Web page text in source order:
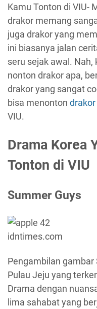
Kamu Tonton di VIU-
drakor memang
juga drakor yang
ini biasanya jalan
seru sejak awal.
nonton drakor apa,
drakor yang sangat
bisa menonton drakor
VIU.
Drama Korea
Tonton di VIU
Summer Guys
idntimes.com
Pengambilan gambar
Pulau Jeju yang
Drama dengan
lima sahabat yang